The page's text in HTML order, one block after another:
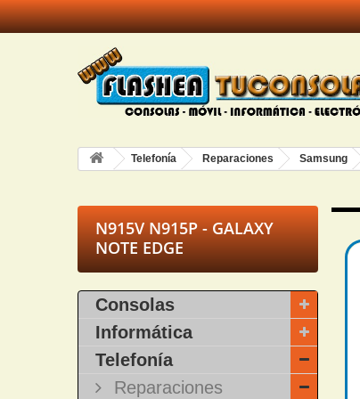
Telefonía Reparaciones Samsung
N915V N915P - GALAXY
NOTE EDGE
Consolas
Informática
Telefonía
Reparaciones